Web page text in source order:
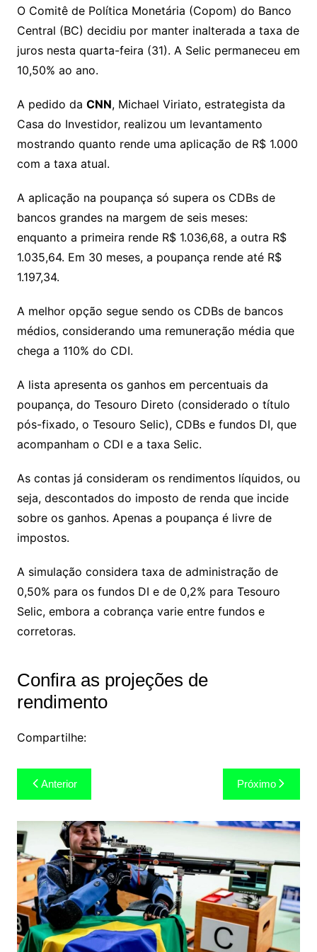
y
Li
n
k
s
A
p
p
gr
a
m
e
dI
n
l
gl
e
Cl
s
o
m
e
n
s
s
a
e
lo
o
k.
o
m
y
p
e
h
o
o
ai
l
e
a
d
ai
l
ar
e
O Comitê de Política Monetária (Copom) do Banco
Central (BC) decidiu por manter inalterada a taxa de
juros nesta quarta-feira (31). A Selic permaneceu em
10,50% ao ano.
A pedido da CNN, Michael Viriato, estrategista da
Casa do Investidor, realizou um levantamento
mostrando quanto rende uma aplicação de R$ 1.000
com a taxa atual.
A aplicação na poupança só supera os CDBs de
bancos grandes na margem de seis meses:
enquanto a primeira rende R$ 1.036,68, a outra R$
1.035,64. Em 30 meses, a poupança rende até R$
1.197,34.
A melhor opção segue sendo os CDBs de bancos
médios, considerando uma remuneração média que
chega a 110% do CDI.
A lista apresenta os ganhos em percentuais da
poupança, do Tesouro Direto (considerado o título
pós-fixado, o Tesouro Selic), CDBs e fundos DI, que
acompanham o CDI e a taxa Selic.
As contas já consideram os rendimentos líquidos, ou
seja, descontados do imposto de renda que incide
sobre os ganhos. Apenas a poupança é livre de
impostos.
A simulação considera taxa de administração de
0,50% para os fundos DI e de 0,2% para Tesouro
Selic, embora a cobrança varie entre fundos e
corretoras.
Confira as projeções de
rendimento
Compartilhe:
Navegação
de
Post
Anterior Próximo